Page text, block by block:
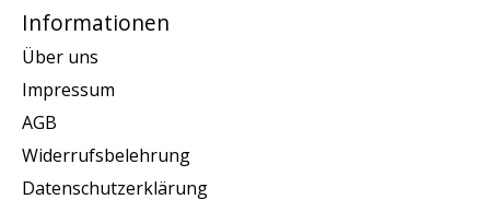
Informationen
Über uns
Impressum
AGB
Widerrufsbelehrung
Datenschutzerklärung